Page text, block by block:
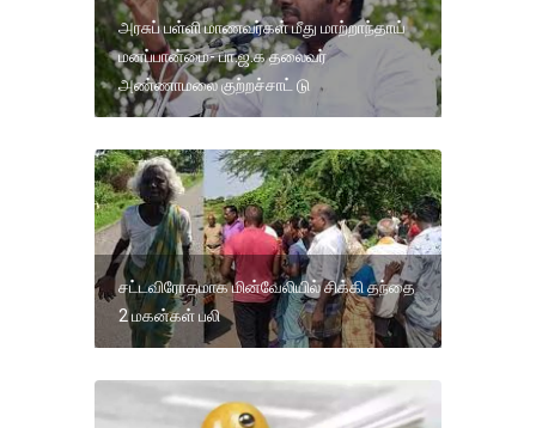
அரசுப் பள்ளி மாணவர்கள் மீது மாற்றாந்தாய்
மனப்பான்மை- பா.ஜ.க தலைவர்
அண்ணாமலை குற்றச்சாட் டு
சட்டவிரோதமாக மின்வேலியில் சிக்கி தந்தை
2 மகன்கள் பலி